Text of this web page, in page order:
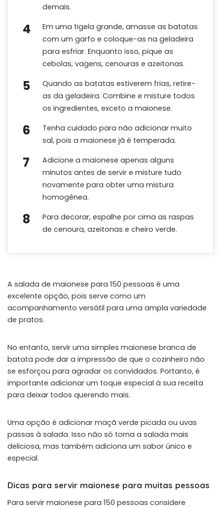
demais.
Em uma tigela grande, amasse as batatas
com um garfo e coloque-as na geladeira
para esfriar. Enquanto isso, pique as
cebolas, vagens, cenouras e azeitonas.
Quando as batatas estiverem frias, retire-
as da geladeira. Combine e misture todos
os ingredientes, exceto a maionese.
Tenha cuidado para não adicionar muito
sal, pois a maionese já é temperada.
Adicione a maionese apenas alguns
minutos antes de servir e misture tudo
novamente para obter uma mistura
homogênea.
Para decorar, espalhe por cima as raspas
de cenoura, azeitonas e cheiro verde.
A salada de maionese para 150 pessoas é uma
excelente opção, pois serve como um
acompanhamento versátil para uma ampla variedade
de pratos.
No entanto, servir uma simples maionese branca de
batata pode dar a impressão de que o cozinheiro não
se esforçou para agradar os convidados. Portanto, é
importante adicionar um toque especial à sua receita
para deixar todos querendo mais.
Uma opção é adicionar maçã verde picada ou uvas
passas à salada. Isso não só torna a salada mais
deliciosa, mas também adiciona um sabor único e
especial.
Dicas para servir maionese para muitas pessoas
Para servir maionese para 150 pessoas considere